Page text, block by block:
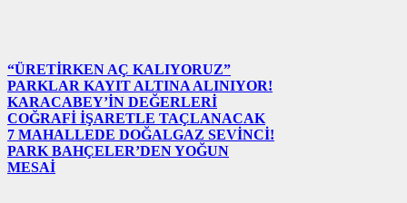
“ÜRETİRKEN AÇ KALIYORUZ”
PARKLAR KAYIT ALTINA ALINIYOR!
KARACABEY’İN DEĞERLERİ
COĞRAFİ İŞARETLE TAÇLANACAK
7 MAHALLEDE DOĞALGAZ SEVİNCİ!
PARK BAHÇELER’DEN YOĞUN
MESAİ